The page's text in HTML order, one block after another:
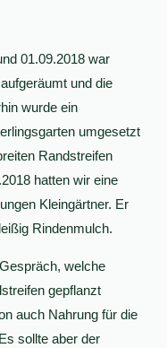
01.09.2018 war
und die
wurde ein
umgesetzt
Randstreifen
hatten wir eine
Kleingärtner. Er
Rindenmulch.
welche
gepflanzt
auch Nahrung für die
sollte aber der